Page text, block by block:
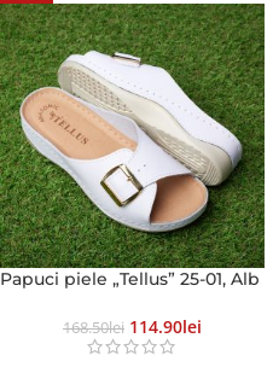
Papuci piele „Tellus” 25-01, Alb
168.50Lei 114.90Lei